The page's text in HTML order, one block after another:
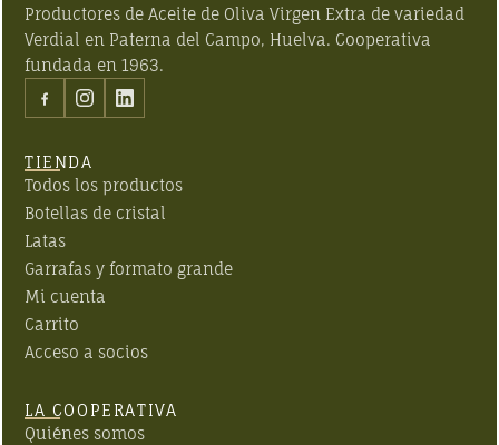
Productores de Aceite de Oliva Virgen Extra de variedad
Verdial en Paterna del Campo, Huelva. Cooperativa
fundada en 1963.
TIENDA
Todos los productos
Botellas de cristal
Latas
Garrafas y formato grande
Mi cuenta
Carrito
Acceso a socios
LA COOPERATIVA
Quiénes somos